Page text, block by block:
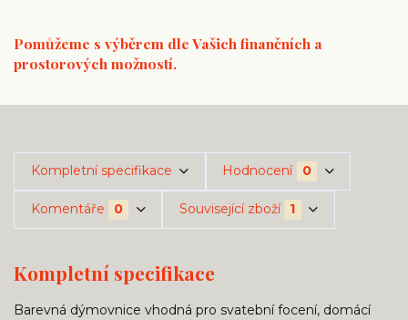
Pomůžeme s výběrem dle Vašich finančních a
prostorových možností.
Kompletní specifikace Hodnocení 0
Komentáře 0 Související zboží 1
Kompletní specifikace
Barevná dýmovnice vhodná pro svatební focení, domácí